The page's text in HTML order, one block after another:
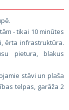
- tikai 10 minūtes
ērta infrastruktūra.
pietura, blakus
stāvi un plaša
telpas, garāža 2